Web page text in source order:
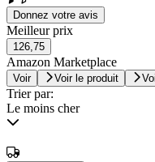
Donnez votre avis
Meilleur prix
126,75
Amazon Marketplace
Voir Voir le produit
Trier par:
Le moins cher